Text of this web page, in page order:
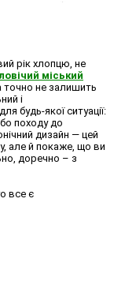
рік хлопцю, не
міський
точно не залишить
і
будь-якої ситуації:
походу до
дизайн — цей
але й покаже, що ви
доречно – з